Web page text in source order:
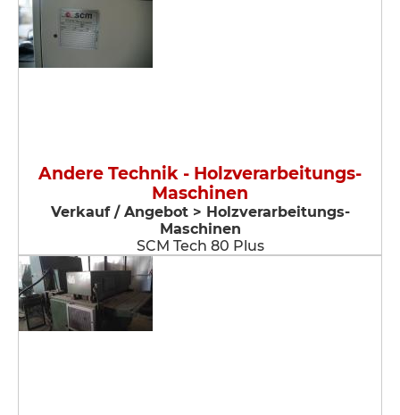
Andere Technik - Holzverarbeitungs-
Maschinen
Verkauf / Angebot > Holzverarbeitungs-
Maschinen
SCM Tech 80 Plus